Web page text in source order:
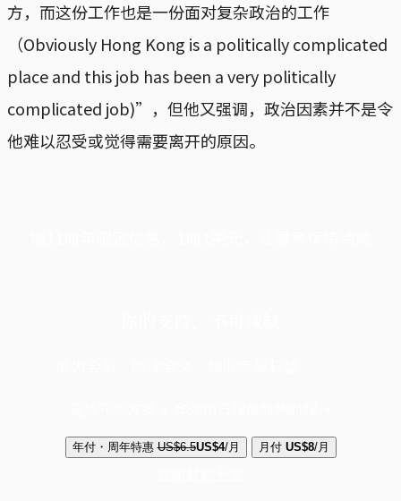
方，而这份工作也是一份面对复杂政治的工作
（Obviously Hong Kong is a politically complicated
place and this job has been a very politically
complicated job)”，但他又强调，政治因素并不是令
他难以忍受或觉得需要离开的原因。
年付・周年特惠 US$6.5US$4/月 月付 US$8/月